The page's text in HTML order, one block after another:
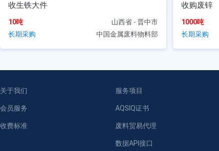
收生铁大件
10吨
山西省 - 晋中市
长期采购
中国金属废料物料部
收购废锌
1000吨
长期采购
关于我们
会员服务
收费标准
服务项目
AQSIQ证书
废料贸易代理
数据API接口